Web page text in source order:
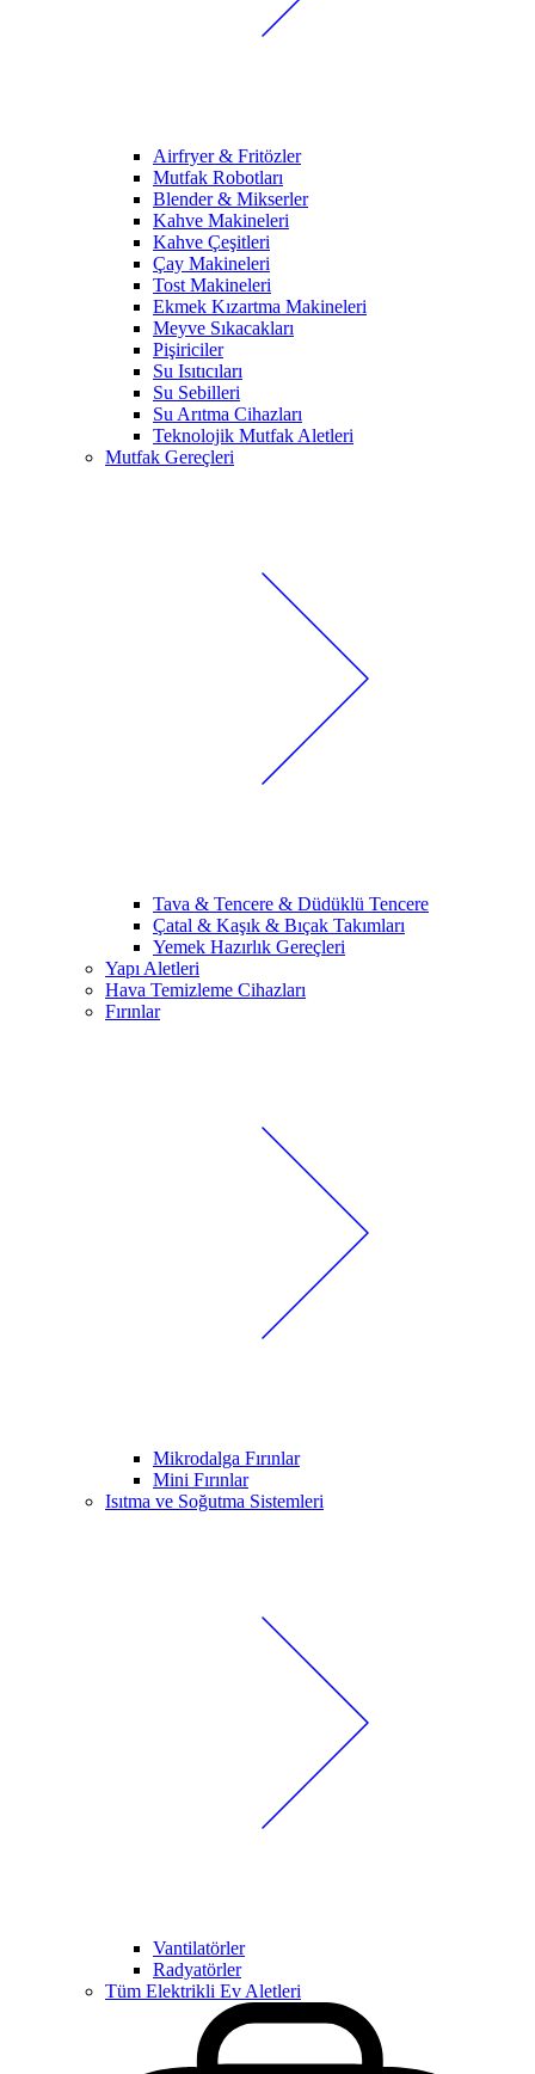
Airfryer & Fritözler
Mutfak Robotları
Blender & Mikserler
Kahve Makineleri
Kahve Çeşitleri
Çay Makineleri
Tost Makineleri
Ekmek Kızartma Makineleri
Meyve Sıkacakları
Pişiriciler
Su Isıtıcıları
Su Sebilleri
Su Arıtma Cihazları
Teknolojik Mutfak Aletleri
Mutfak Gereçleri
Tava & Tencere & Düdüklü Tencere
Çatal & Kaşık & Bıçak Takımları
Yemek Hazırlık Gereçleri
Yapı Aletleri
Hava Temizleme Cihazları
Fırınlar
Mikrodalga Fırınlar
Mini Fırınlar
Isıtma ve Soğutma Sistemleri
Vantilatörler
Radyatörler
Tüm Elektrikli Ev Aletleri